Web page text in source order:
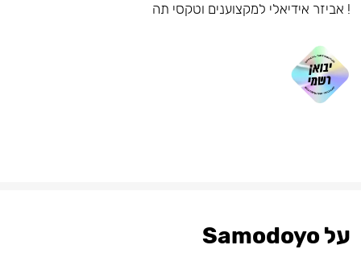
! אביזר אידיאלי למקצוענים וטקסי תה
על Samodoyo